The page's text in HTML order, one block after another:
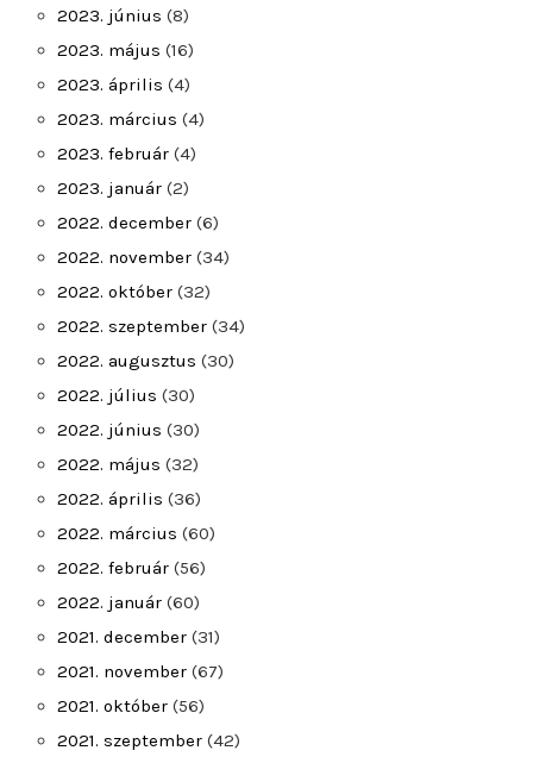
2023. június (8)
2023. május (16)
2023. április (4)
2023. március (4)
2023. február (4)
2023. január (2)
2022. december (6)
2022. november (34)
2022. október (32)
2022. szeptember (34)
2022. augusztus (30)
2022. július (30)
2022. június (30)
2022. május (32)
2022. április (36)
2022. március (60)
2022. február (56)
2022. január (60)
2021. december (31)
2021. november (67)
2021. október (56)
2021. szeptember (42)